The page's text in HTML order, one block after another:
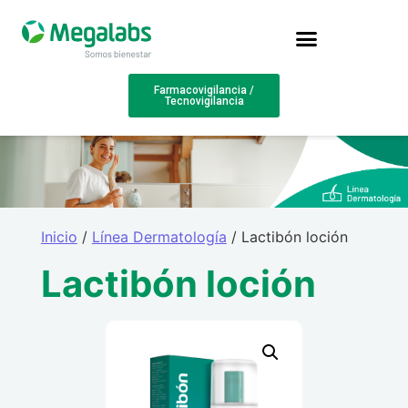
Farmacovigilancia /
Tecnovigilancia
Inicio / Línea Dermatología / Lactibón loción
Lactibón loción